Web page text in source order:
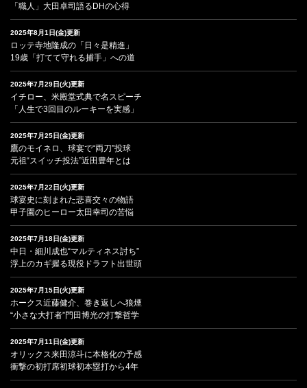
「職人」大田卓司語るDHの心得
2025年8月1日(金)更新
ロッテ寺地隆成の「日々是精進」
19歳「打てて守れる捕手」への道
2025年7月29日(火)更新
イチロー、米殿堂式典で名スピーチ
「人生で3回目のルーキーを実感」
2025年7月25日(金)更新
鷹のモイネロ、球宴で“両刀”投球
元祖“スイッチ投法”近田豊年とは
2025年7月22日(火)更新
球宴史に刻まれた悲喜交々の物語
甲子園のヒーロー太田幸司の苦悩
2025年7月18日(金)更新
中日・細川成也“マルティネス討ち”
浮上のカギ握る現役ドラフト出世頭
2025年7月15日(火)更新
ホークス近藤健介、巻き返しへ狼煙
“小さな大打者”門田博光の打撃哲学
2025年7月11日(金)更新
オリックス来田涼斗に本格化の予感
衝撃の初打席初球初本塁打から4年